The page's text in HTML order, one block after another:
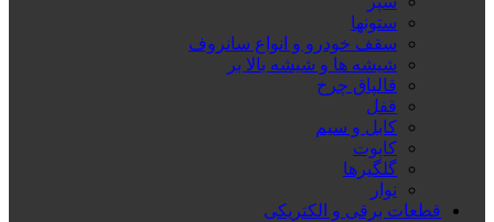
ستونها
سقف خودرو و انواع سانروف
شیشه ها و شیشه بالا بر
قالپاق چرخ
قفل
کابل و سیم
کاپوت
گلگیرها
نوار
قطعات برقی و الکتریکی